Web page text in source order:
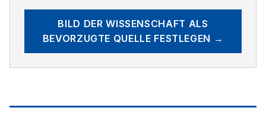
BILD DER WISSENSCHAFT ALS
BEVORZUGTE QUELLE FESTLEGEN →